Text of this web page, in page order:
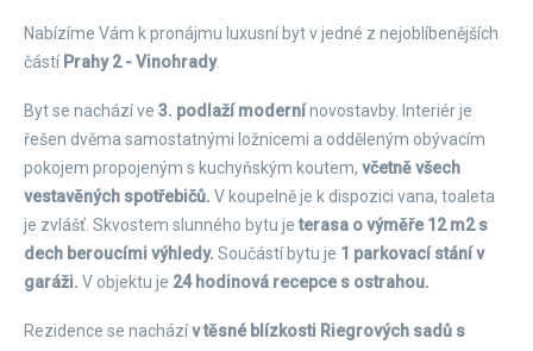
Nabízíme Vám k pronájmu luxusní byt v jedné z nejoblíbenějších
částí Prahy 2 - Vinohrady.
Byt se nachází ve 3. podlaží modernínovostavby. Interiér je
řešen dvěma samostatnými ložnicemi a odděleným obývacím
pokojem propojeným s kuchyňským koutem, včetně všech
vestavěných spotřebičů. V koupelně je k dispozici vana, toaleta
je zvlášť. Skvostem slunného bytu jeterasa o výměře 12 m2s
dech beroucími výhledy. Součástí bytu je 1 parkovací stání v
garáži. V objektu je 24 hodinová recepce s ostrahou.
Rezidence se nacházív těsné blízkosti Riegrových sadů s